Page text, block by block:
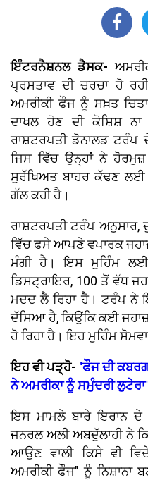
ਇੰਟਰਨੈਸ਼ਨਲ ਡੈਸਕ-
ਪ੍ਰਸਤਾਵ ਦੀ ਚਰਚਾ ਹੋ
ਅਮਰੀਕੀ ਫੌਜ ਨੂੰ ਸਖ਼ਤ
ਦਾਖਲ ਹੋਣ ਦੀ ਕੋਸ਼ਿਸ਼ ਨਾ
ਰਾਸ਼ਟਰਪਤੀ ਡੋਨਾਲਡ
ਜਿਸ ਵਿੱਚ ਉਨ੍ਹਾਂ ਨੇ
ਸੁਰੱਖਿਅਤ ਬਾਹਰ ਕੱਢਣ ਲਈ
ਗੱਲ ਕਹੀ ਹੈ।
ਰਾਸ਼ਟਰਪਤੀ ਟਰੰਪ
ਵਿੱਚ ਫਸੇ ਆਪਣੇ ਵਪਾਰਕ
ਮੰਗੀ ਹੈ। ਇਸ ਮੁਹਿੰਮ ਲਈ
ਡਿਸਟ੍ਰਾਇਰ, 100 ਤੋਂ ਵੱਧ
ਮਦਦ ਲੈ ਰਿਹਾ ਹੈ। ਟਰੰਪ ਨੇ
ਦੱਸਿਆ ਹੈ, ਕਿਉਂਕਿ ਕਈ
ਹੋ ਰਿਹਾ ਹੈ। ਇਹ ਮੁਹਿੰਮ
ਇਹ ਵੀ ਪੜ੍ਹੋ- ''ਫੌਜ ਦੀ
ਨੇ ਅਮਰੀਕਾ ਨੂੰ ਸਮੁੰਦਰੀ ਲੁਟੇਰਾ
ਇਸ ਮਾਮਲੇ ਬਾਰੇ ਇਰਾਨ
ਜਨਰਲ ਅਲੀ ਅਬਦੁੱਲਾਹੀ ਨੇ
ਆਉਣ ਵਾਲੀ ਕਿਸੇ ਵੀ
ਅਮਰੀਕੀ ਫੌਜ" ਨੂੰ ਨਿਸ਼ਾਨਾ